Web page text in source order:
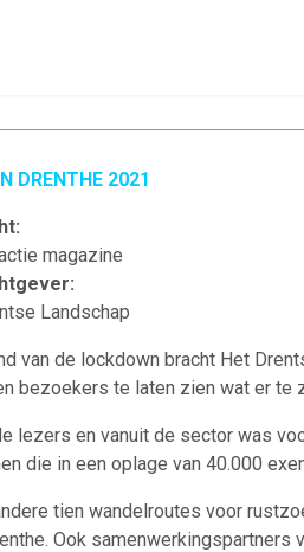
DRENTHE 2021
magazine
Landschap
van de lockdown bracht Het
bezoekers te laten zien wat er te
lezers en vanuit de sector was
die in een oplage van 40.000
tien wandelroutes voor
Ook samenwerkingspartners